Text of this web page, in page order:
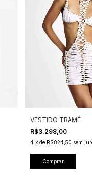
VESTIDO TRAMÉ
R$3.298,00
4 xde R$824,50 sem
Comprar